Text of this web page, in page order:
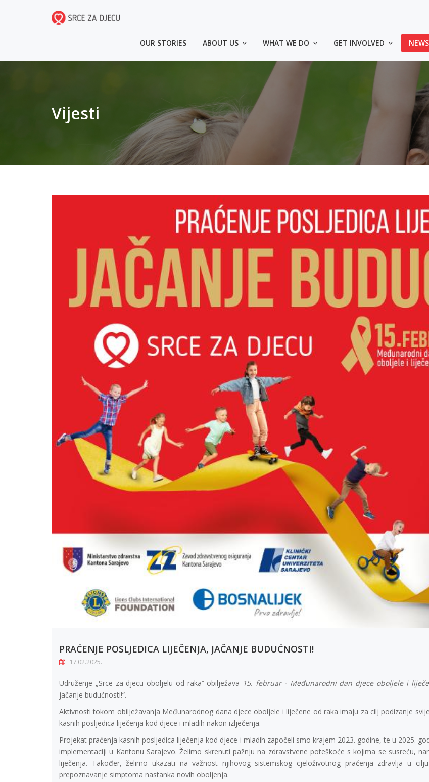
OUR STORIES ABOUT US WHAT WE DO GET INVOLVED NEWS
4 načina da kupiš
◾️ Lično u prostorijama Udruženja - Sarajevo,
- Tuzla dr. Ibre Pašića bb, u krugu UKC Tuzla
◾️ Uplatom na račun Srce d.o.o.:
uplate: Kupovina majica za Zlatni krug)
◾️ Online na Srceshop web stranici:
Majice za odrasle
Vijesti
PRAĆENJE POSLJEDICA LIJEČENJA, JAČANJE BUDUĆNOSTI!
17.02.2025.
Udruženje „Srce za djecu oboljelu od raka“ obilježava 15. februar - Međunarodni dan djece oboljele i
jačanje budućnosti!“.
Aktivnosti tokom obilježavanja Međunarodnog dana djece oboljele i liječene od raka imaju za cilj podizanje
kasnih posljedica liječenja kod djece i mladih nakon izlječenja.
Projekat praćenja kasnih posljedica liječenja kod djece i mladih započeli smo krajem 2023. godine, te u 2025.
implementaciji u Kantonu Sarajevo. Želimo skrenuti pažnju na zdravstvene poteškoće s kojima se susreću,
liječenja. Također, želimo ukazati na važnost njihovog sistemskog cjeloživotnog praćenja zdravlja u
prepoznavanje simptoma nastanka novih oboljenja.